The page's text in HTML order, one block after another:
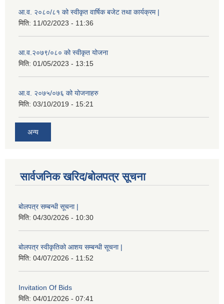
आ.व. २०८०/८१ को स्वीकृत वार्षिक बजेट तथा कार्यक्रम |
मिति: 11/02/2023 - 11:36
आ.व.२०७९/०८० को स्वीकृत योजना
मिति: 01/05/2023 - 13:15
आ.व. २०७५/०७६ को योजनाहरु
मिति: 03/10/2019 - 15:21
अन्य
सार्वजनिक खरिद/बोलपत्र सूचना
बोलपत्र सम्बन्धी सूचना |
मिति: 04/30/2026 - 10:30
बोलपत्र स्वीकृतिको आशय सम्बन्धी सूचना |
मिति: 04/07/2026 - 11:52
Invitation Of Bids
मिति: 04/01/2026 - 07:41